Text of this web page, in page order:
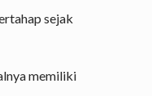
sejak
memiliki